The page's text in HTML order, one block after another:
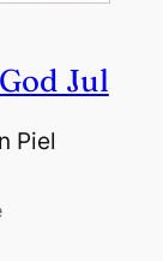
Jul
Piel